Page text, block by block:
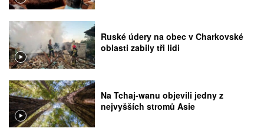
Ruské údery na obec v Charkovské
oblasti zabily tři lidi
Na Tchaj-wanu objevili jedny z
nejvyšších stromů Asie